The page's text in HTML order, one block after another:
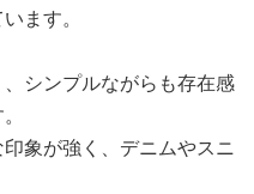
ます。
シンプルながらも存在感
象が強く、デニムやスニ